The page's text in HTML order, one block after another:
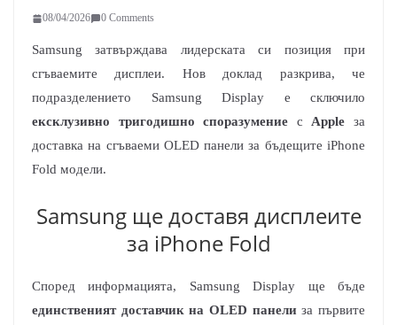
08/04/2026 0 Comments
Samsung затвърждава лидерската си позиция при
сгъваемите дисплеи. Нов доклад разкрива, че
подразделението Samsung Display е сключило
ексклузивно тригодишно споразумение с Apple за
доставка на сгъваеми OLED панели за бъдещите iPhone
Fold модели.
Samsung ще доставя дисплеите
за iPhone Fold
Според информацията, Samsung Display ще бъде
единственият доставчик на OLED панелиза първите